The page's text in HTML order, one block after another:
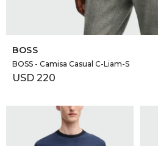
SELECCIONAR
BOSS
BOSS - Camisa Casual C-Liam-S
USD 220